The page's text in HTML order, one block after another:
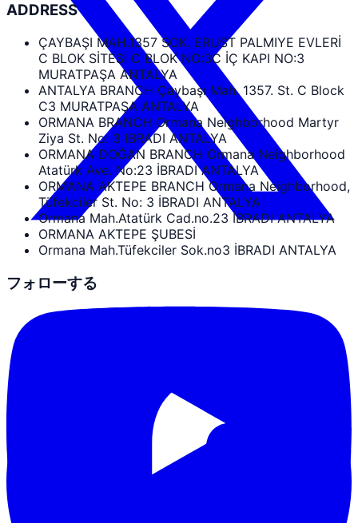
ADDRESS
ÇAYBAŞI MAH.1357 SOK. ERUST PALMIYE EVLERİ
C BLOK SİTESİ C BLOK NO:3C İÇ KAPI NO:3
MURATPAŞA ANTALYA
ANTALYA BRANCH Çaybaşı Mah. 1357. St. C Block
C3 MURATPAŞA ANTALYA
ORMANA BRANCH Ormana Neighborhood Martyr
Ziya St. No: 3 IBRADI ANTALYA
ORMANA DOĞAN BRANCH Ormana Neighborhood
Atatürk Ave. No:23 İBRADI ANTALYA
ORMANA AKTEPE BRANCH Ormana Neighborhood,
Tüfekciler St. No: 3 İBRADI ANTALYA
Ormana Mah.Atatürk Cad.no.23 İBRADI ANTALYA
ORMANA AKTEPE ŞUBESİ
Ormana Mah.Tüfekciler Sok.no3 İBRADI ANTALYA
フォローする